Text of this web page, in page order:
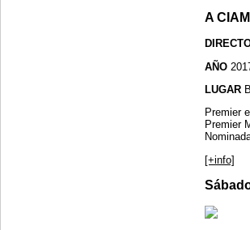
A
AÑO
LUGAR
Premier
Premier
[+info]